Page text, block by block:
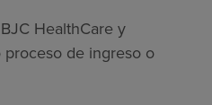
HealthCare y
de ingreso o